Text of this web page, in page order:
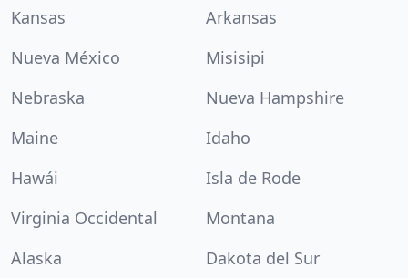
Kansas
Arkansas
Nueva México
Misisipi
Nebraska
Nueva Hampshire
Maine
Idaho
Hawái
Isla de Rode
Virginia Occidental
Montana
Alaska
Dakota del Sur